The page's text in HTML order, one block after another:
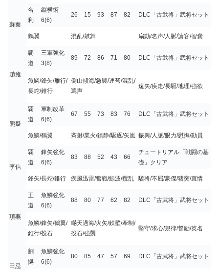
蘇秦
名
利
縦横術
6(6)
26 15 93 87 82 DLC「古武将」武将セット
鶴翼 混乱/鼓舞 扇動/名声/人脈/論客/智嚢
趙雍
覇
道
三軍強化
3(8)
89 72 86 71 80 DLC「古武将」武将セット
魚鱗/鋒矢/雁行/
長蛇/錐行
倒山傾海/急襲/連弩/混乱/
罵声
遠矢/疾走/長駆/地理/強欲
熊疑
覇
道
軍制改革
6(6)
67 55 73 83 76 DLC「古武将」武将セット
魚鱗/鶴翼 斉射/業火/鎮静/駆逐/矢嵐 振興/人脈/眼力/慰撫/動員
李信
覇
道
鋒矢強化
6(6)
83 88 52 43 66
チュートリアル「戦闘の基
礎」クリア
鋒矢/長蛇/錐行 疾風迅雷/奮戦/鯨波/攪乱 驍将/不屈/豪傑/猪突/直情
項燕
王
道
魚鱗強化
6(6)
88 80 77 62 82 DLC「古武将」武将セット
魚鱗/鋒矢/鶴翼/
錐行/投石
瞞天過海/火矢/鉄壁/牽制/
投石/強襲
堅守/求心/規律/督励/英名
田忌
割
拠
魚鱗強化
6(6)
80 85 47 57 69 DLC「古武将」武将セット